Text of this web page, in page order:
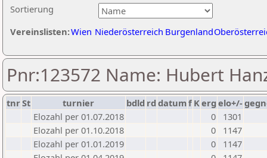
Sortierung
Vereinslisten:Wien Niederösterreich Burgenland
Pnr:123572 Name: Hubert
tnrSt turnier bdld rd datumf Kerg elo+/-
Elozahl per 01.07.2018
0
1301
Elozahl per 01.10.2018
0
1147
Elozahl per 01.01.2019
0
1147